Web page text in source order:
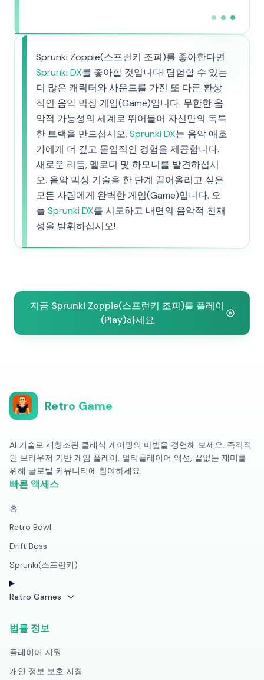
Sprunki Zoppie(스프런키 조피)를 좋아한다면
Sprunki DX를 좋아할 것입니다! 탐험할 수 있는
더 많은 캐릭터와 사운드를 가진 또 다른 환상
적인 음악 믹싱 게임(Game)입니다. 무한한 음
악적 가능성의 세계로 뛰어들어 자신만의 독특
한 트랙을 만드십시오. Sprunki DX는 음악 애호
가에게 더 깊고 몰입적인 경험을 제공합니다.
새로운 리듬, 멜로디 및 하모니를 발견하십시
오. 음악 믹싱 기술을 한 단계 끌어올리고 싶은
모든 사람에게 완벽한 게임(Game)입니다. 오
늘 Sprunki DX를 시도하고 내면의 음악적 천재
성을 발휘하십시오!
지금 Sprunki Zoppie(스프런키 조피)를 플레이
(Play)하세요
Retro Game
AI 기술로 재창조된 클래식 게이밍의 마법을 경험해 보세요. 즉각적
인 브라우저 기반 게임 플레이, 멀티플레이어 액션, 끝없는 재미를
위해 글로벌 커뮤니티에 참여하세요.
빠른 액세스
홈
Retro Bowl
Drift Boss
Sprunki(스프런키)
Retro Games
법률 정보
플레이어 지원
개인 정보 보호 지침